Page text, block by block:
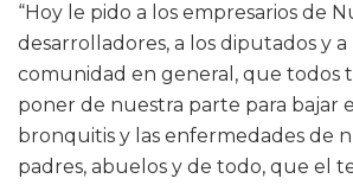
“Hoy le pido a los empresarios de
desarrolladores, a los diputados y a
comunidad en general, que todos
poner de nuestra parte para bajar
bronquitis y las enfermedades de
padres, abuelos y de todo, que el